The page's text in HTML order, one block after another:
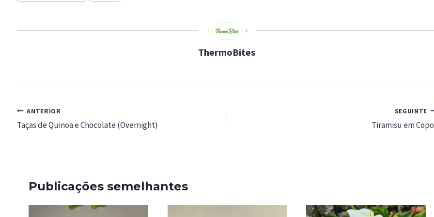
i
g
ThermoBites
Navegação
de
ANTERIOR
Taças de Quinoa e Chocolate (Overnight)
SEGUINTE
Tiramisu em
Publicações semelhantes